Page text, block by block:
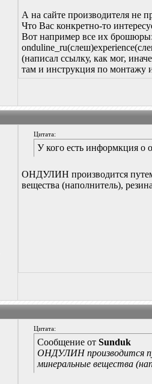
А на сайте производителя не
Что Вас конкретно-то
Вот например все их
(написал ссылку, как мог,
там и инструкция по монтажу
Цитата:
У кого есть информкция о
ОНДУЛИН производится путем
вещества (наполнитель),
Цитата:
Сообщение отSunduk
ОНДУЛИН производится
минеральные вещества